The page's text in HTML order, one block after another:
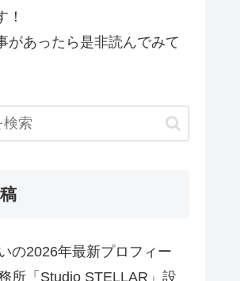
！
があったら是非読んでみて
の2026年最新プロフィー
所「Studio STELLAR」設